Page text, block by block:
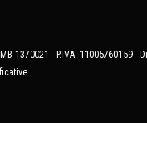
1370021 - P.IVA. 11005760159 -